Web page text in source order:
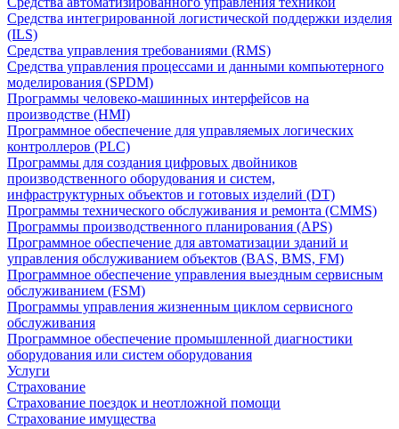
Средства интегрированной логистической поддержки изделия
(ILS)
Средства управления требованиями (RMS)
Средства управления процессами и данными компьютерного
моделирования (SPDM)
Программы человеко-машинных интерфейсов на
производстве (HMI)
Программное обеспечение для управляемых логических
контроллеров (PLC)
Программы для создания цифровых двойников
производственного оборудования и систем,
инфраструктурных объектов и готовых изделий (DT)
Программы технического обслуживания и ремонта (CMMS)
Программы производственного планирования (APS)
Программное обеспечение для автоматизации зданий и
управления обслуживанием объектов (BAS, BMS, FM)
Программное обеспечение управления выездным сервисным
обслуживанием (FSM)
Программы управления жизненным циклом сервисного
обслуживания
Программное обеспечение промышленной диагностики
оборудования или систем оборудования
Услуги
Страхование
Страхование поездок и неотложной помощи
Страхование имущества